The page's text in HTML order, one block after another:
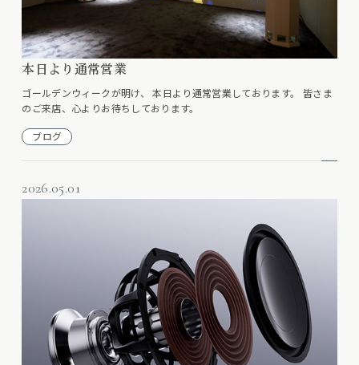
本日より通常営業
ゴールデンウィークが明け、 本日より通常営業しております。 皆さま
のご来店、心よりお待ちしております。
ブログ
2026.05.01